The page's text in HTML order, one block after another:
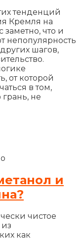
тенденций
Кремля на
что и
непопулярность
шагов,
от которой
в том,
не
и
чистое
как